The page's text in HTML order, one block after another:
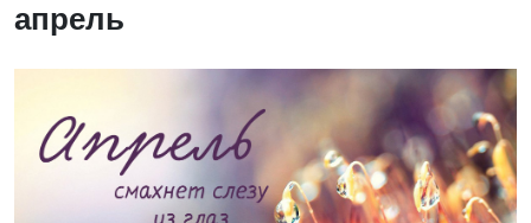
апрель